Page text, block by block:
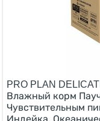
PRO PLAN
Влажный корм
Чувствительным